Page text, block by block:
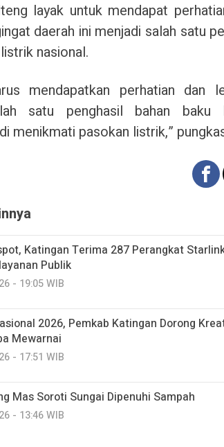
layak untuk mendapat
daerah ini menjadi salah satu
nasional.
mendapatkan perhatian dan
satu penghasil bahan baku
menikmati pasokan listrik,”
Katingan Terima 287 Perangkat
Publik
- 19:05 WIB
2026, Pemkab Katingan Dorong
Mewarnai
- 17:51 WIB
Mas Soroti Sungai Dipenuhi Sampah
- 13:46 WIB